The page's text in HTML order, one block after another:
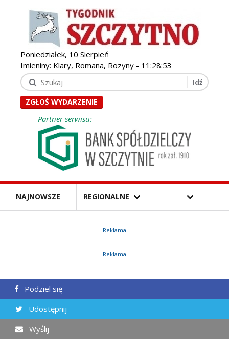
Poniedziałek, 10 Sierpień
Imieniny: Klary, Romana, Rozyny - 11:28:55
ZGŁOŚ WYDARZENIE
Partner serwisu:
NAJNOWSZE REGIONALNE
Reklama
Reklama
Podziel się
Udostępnij
Wyślij